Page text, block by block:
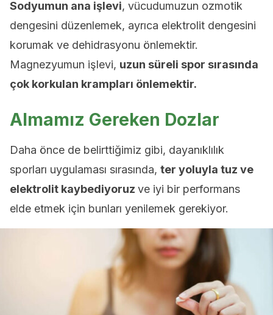
Sodyumun ana işlevi, vücudumuzun ozmotik
dengesini düzenlemek, ayrıca elektrolit dengesini
korumak ve dehidrasyonu önlemektir.
Magnezyumun işlevi, uzun süreli spor sırasında
çok korkulan krampları önlemektir.
Almamız Gereken Dozlar
Daha önce de belirttiğimiz gibi, dayanıklılık
sporları uygulaması sırasında, ter yoluyla tuz ve
elektrolit kaybediyoruz ve iyi bir performans
elde etmek için bunları yenilemek gerekiyor.